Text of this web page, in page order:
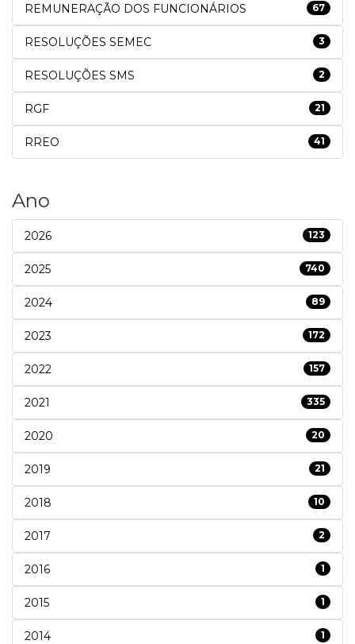
REMUNERAÇÃO DOS FUNCIONÁRIOS 67
RESOLUÇÕES SEMEC 3
RESOLUÇÕES SMS 2
RGF 21
RREO 41
Ano
2026 123
2025 740
2024 89
2023 172
2022 157
2021 335
2020 20
2019 21
2018 10
2017 2
2016 1
2015 1
2014 1